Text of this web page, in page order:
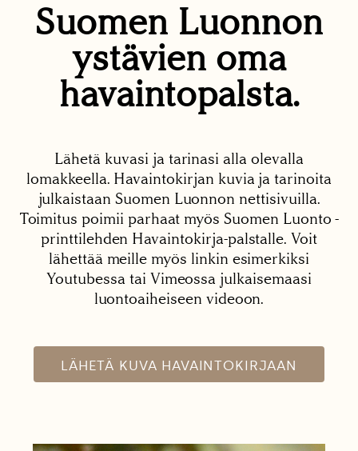
Suomen Luonnon
ystävien oma
havaintopalsta.
Lähetä kuvasi ja tarinasi alla olevalla
lomakkeella. Havaintokirjan kuvia ja tarinoita
julkaistaan Suomen Luonnon nettisivuilla.
Toimitus poimii parhaat myös Suomen Luonto -
printtilehden Havaintokirja-palstalle. Voit
lähettää meille myös linkin esimerkiksi
Youtubessa tai Vimeossa julkaisemaasi
luontoaiheiseen videoon.
LÄHETÄ KUVA HAVAINTOKIRJAAN